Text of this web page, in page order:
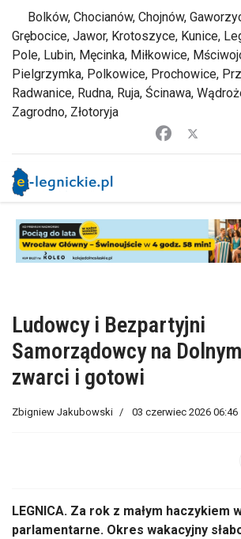
Bolków, Chocianów, Chojnów,
Grębocice, Jawor, Krotoszyce, Kunice,
Pole, Lubin, Męcinka, Miłkowice,
Pielgrzymka, Polkowice, Prochowice,
Radwanice, Rudna, Ruja, Ścinawa,
Zagrodno, Złotoryja
Ludowcy i Bezpartyjni
Samorządowcy na
zwarci i gotowi
Zbigniew Jakubowski 03 czerwiec 2026 06:46
LEGNICA. Za rok z małym haczykiem
parlamentarne. Okres wakacyjny